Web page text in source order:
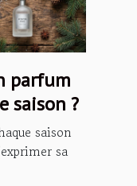
parfum
saison ?
saison
sa